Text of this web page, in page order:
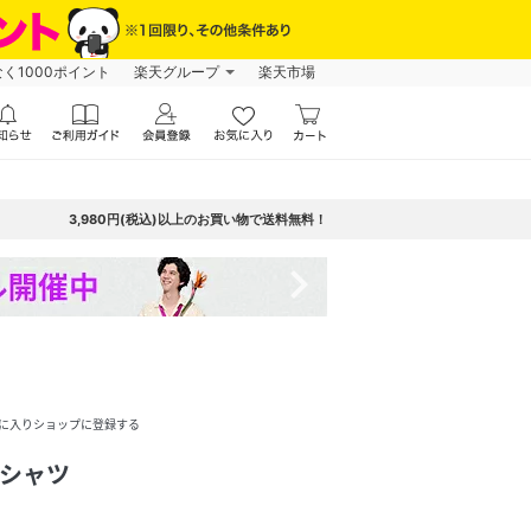
1000ポイント 楽天グループ 楽天市場
3,980円(税込)以上のお買い物で送料無料！
入りショップに登録する
ャツ